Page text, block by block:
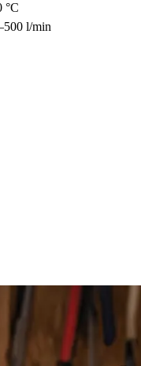
°C
l/min